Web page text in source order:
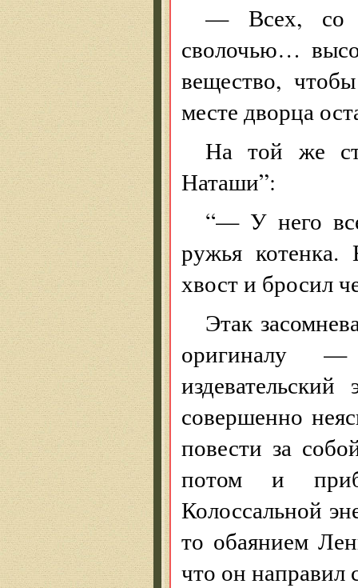
— Всех, со
сволочью…
вещество,
месте дворца
На той же
Наташи”:
“— У него
ружья
хвост и бросил
Этак
оригиналу —
совершенно
повести за
потом и
Колоссальной
то обаянием
что он направил